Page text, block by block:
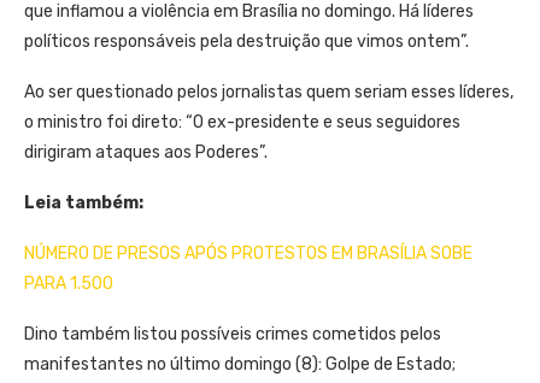
que inflamou a violência em Brasília no domingo. Há líderes
políticos responsáveis pela destruição que vimos ontem”.
Ao ser questionado pelos jornalistas quem seriam esses líderes,
o ministro foi direto: “O ex-presidente e seus seguidores
dirigiram ataques aos Poderes”.
Leia também:
NÚMERO DE PRESOS APÓS PROTESTOS EM BRASÍLIA SOBE
PARA 1.500
Dino também listou possíveis crimes cometidos pelos
manifestantes no último domingo (8): Golpe de Estado;